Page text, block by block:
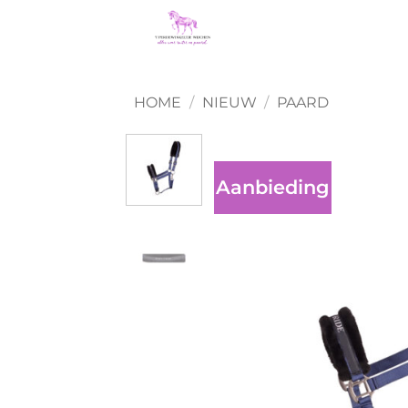
HOME / NIEUW / PAARD
Aanbieding